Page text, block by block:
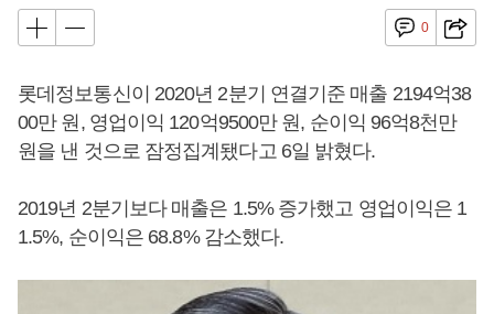
0
롯데정보통신이 2020년 2분기 연결기준 매출 2194억38
00만 원, 영업이익 120억9500만 원, 순이익 96억8천만
원을 낸 것으로 잠정집계됐다고 6일 밝혔다.
2019년 2분기보다 매출은 1.5% 증가했고 영업이익은 1
1.5%, 순이익은 68.8% 감소했다.